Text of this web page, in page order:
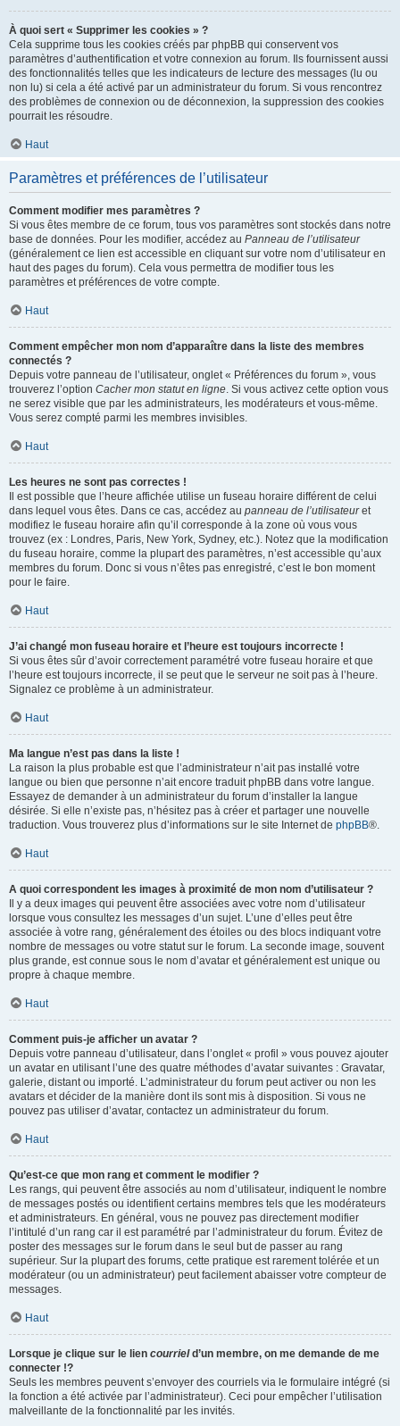
À quoi sert « Supprimer les cookies » ?
Cela supprime tous les cookies créés par phpBB qui conservent vos
paramètres d’authentification et votre connexion au forum. Ils fournissent aussi
des fonctionnalités telles que les indicateurs de lecture des messages (lu ou
non lu) si cela a été activé par un administrateur du forum. Si vous rencontrez
des problèmes de connexion ou de déconnexion, la suppression des cookies
pourrait les résoudre.
Haut
Paramètres et préférences de l’utilisateur
Comment modifier mes paramètres ?
Si vous êtes membre de ce forum, tous vos paramètres sont stockés dans notre
base de données. Pour les modifier, accédez au Panneau de l’utilisateur
(généralement ce lien est accessible en cliquant sur votre nom d’utilisateur en
haut des pages du forum). Cela vous permettra de modifier tous les
paramètres et préférences de votre compte.
Haut
Comment empêcher mon nom d’apparaître dans la liste des membres
connectés ?
Depuis votre panneau de l’utilisateur, onglet « Préférences du forum », vous
trouverez l’option Cacher mon statut en ligne. Si vous activez cette option vous
ne serez visible que par les administrateurs, les modérateurs et vous-même.
Vous serez compté parmi les membres invisibles.
Haut
Les heures ne sont pas correctes !
Il est possible que l’heure affichée utilise un fuseau horaire différent de celui
dans lequel vous êtes. Dans ce cas, accédez au panneau de l’utilisateuret
modifiez le fuseau horaire afin qu’il corresponde à la zone où vous vous
trouvez (ex : Londres, Paris, New York, Sydney, etc.). Notez que la modification
du fuseau horaire, comme la plupart des paramètres, n’est accessible qu’aux
membres du forum. Donc si vous n’êtes pas enregistré, c’est le bon moment
pour le faire.
Haut
J’ai changé mon fuseau horaire et l’heure est toujours incorrecte !
Si vous êtes sûr d’avoir correctement paramétré votre fuseau horaire et que
l’heure est toujours incorrecte, il se peut que le serveur ne soit pas à l’heure.
Signalez ce problème à un administrateur.
Haut
Ma langue n’est pas dans la liste !
La raison la plus probable est que l’administrateur n’ait pas installé votre
langue ou bien que personne n’ait encore traduit phpBB dans votre langue.
Essayez de demander à un administrateur du forum d’installer la langue
désirée. Si elle n’existe pas, n’hésitez pas à créer et partager une nouvelle
traduction. Vous trouverez plus d’informations sur le site Internet de phpBB®.
Haut
A quoi correspondent les images à proximité de mon nom d’utilisateur ?
Il y a deux images qui peuvent être associées avec votre nom d’utilisateur
lorsque vous consultez les messages d’un sujet. L’une d’elles peut être
associée à votre rang, généralement des étoiles ou des blocs indiquant votre
nombre de messages ou votre statut sur le forum. La seconde image, souvent
plus grande, est connue sous le nom d’avatar et généralement est unique ou
propre à chaque membre.
Haut
Comment puis-je afficher un avatar ?
Depuis votre panneau d’utilisateur, dans l’onglet « profil » vous pouvez ajouter
un avatar en utilisant l’une des quatre méthodes d’avatar suivantes : Gravatar,
galerie, distant ou importé. L’administrateur du forum peut activer ou non les
avatars et décider de la manière dont ils sont mis à disposition. Si vous ne
pouvez pas utiliser d’avatar, contactez un administrateur du forum.
Haut
Qu’est-ce que mon rang et comment le modifier ?
Les rangs, qui peuvent être associés au nom d’utilisateur, indiquent le nombre
de messages postés ou identifient certains membres tels que les modérateurs
et administrateurs. En général, vous ne pouvez pas directement modifier
l’intitulé d’un rang car il est paramétré par l’administrateur du forum. Évitez de
poster des messages sur le forum dans le seul but de passer au rang
supérieur. Sur la plupart des forums, cette pratique est rarement tolérée et un
modérateur (ou un administrateur) peut facilement abaisser votre compteur de
messages.
Haut
Lorsque je clique sur le lien courrield’un membre, on me demande de me
connecter !?
Seuls les membres peuvent s’envoyer des courriels via le formulaire intégré (si
la fonction a été activée par l’administrateur). Ceci pour empêcher l’utilisation
malveillante de la fonctionnalité par les invités.